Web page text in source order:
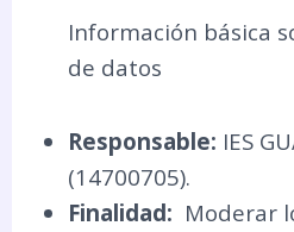
Información básica
de datos
Responsable: IES
(14700705).
Finalidad: Moderar